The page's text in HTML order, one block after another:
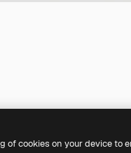
of cookies on your device to